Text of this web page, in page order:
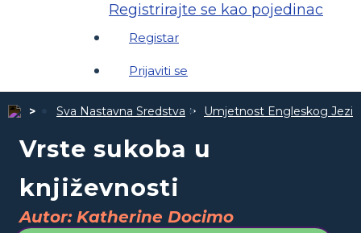
Registrirajte se kao pojedinac
Registar
Prijaviti se
Sva Nastavna Sredstva Umjetnost Engleskog
Vrste sukoba u
književnosti
Autor: Katherine Docimo